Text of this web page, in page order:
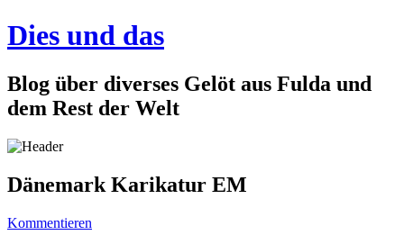
Dies und das
Blog über diverses Gelöt aus Fulda und
dem Rest der Welt
Dänemark Karikatur EM
Kommentieren